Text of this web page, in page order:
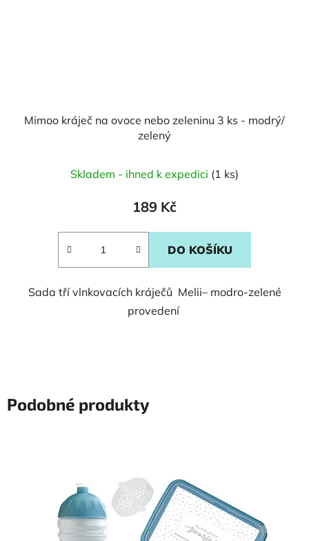
Mimoo kráječ na ovoce nebo zeleninu 3 ks - modrý/
zelený
Skladem - ihned k expedici (1 ks)
189 Kč
DO KOŠÍKU
Sada tří vlnkovacích kráječů Melii– modro-zelené
provedení
Podobné produkty